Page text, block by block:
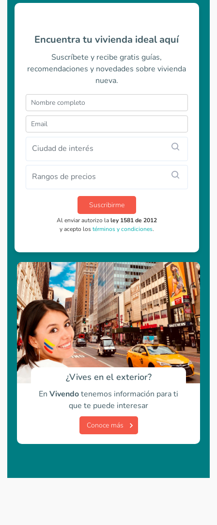
Encuentra tu vivienda ideal aquí
Suscríbete y recibe gratis guías,
recomendaciones y novedades sobre vivienda
nueva.
Ciudad de interés
Rangos de precios
Suscribirme
Al enviar autorizo laley 1581 de 2012
y acepto lostérminos y condiciones.
¿Vives en el exterior?
En Vivendotenemos información para ti
que te puede interesar
Conoce más